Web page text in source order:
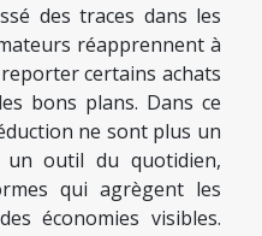
des traces dans les
réapprennent à
certains achats
bons plans. Dans ce
ne sont plus un
un outil du quotidien,
qui agrègent les
économies visibles.